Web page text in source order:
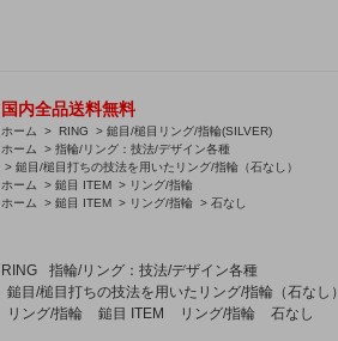
国内全品送料無料
ホーム > RING > 鎚目/槌目リング/指輪(SILVER)
ホーム
> 指輪/リング：技法/デザイン各種
> 鎚目/槌目打ちの技法を用いたリング/指輪（石なし）
ホーム
> 鎚目 ITEM > リング/指輪
ホーム
> 鎚目 ITEM > リング/指輪 > 石なし
RING
指輪/リング：技法/デザイン各種
鎚目/槌目打ちの技法を用いたリング/指輪（石なし）
リング/指輪
鎚目 ITEM リング/指輪 石なし